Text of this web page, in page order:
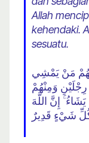
Allah
kehendaki.
sesuatu.
مَنْ يَمْشِي
وَمِنْهُمْ
إِنَّ اللَّهَ
شَيْءٍ قَدِيرٌ